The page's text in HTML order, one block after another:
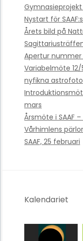
Nystart för
Årets bild på
Apertur nummer
Variabelmöte
nyfikna
mars
Årsmöte i SAAF –
Vårhimlens
SAAF, 25 februari
Kalendariet